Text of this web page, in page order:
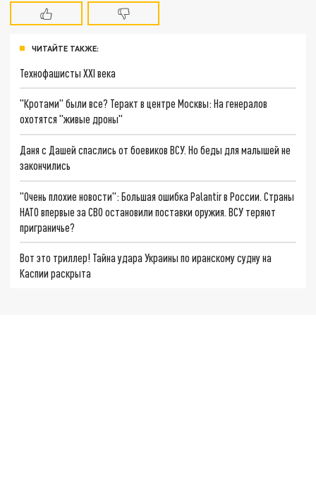
ЧИТАЙТЕ ТАКЖЕ:
Технофашисты XXI века
"Кротами" были все? Теракт в центре Москвы: На генералов
охотятся "живые дроны"
Даня с Дашей спаслись от боевиков ВСУ. Но беды для малышей не
закончились
"Очень плохие новости": Большая ошибка Palantir в России. Страны
НАТО впервые за СВО остановили поставки оружия. ВСУ теряют
приграничье?
Вот это триллер! Тайна удара Украины по иранскому судну на
Каспии раскрыта